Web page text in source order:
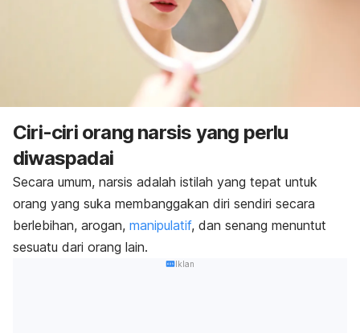
Ciri-ciri orang narsis yang perlu
diwaspadai
Secara umum, narsis adalah istilah yang tepat untuk
orang yang suka membanggakan diri sendiri secara
berlebihan, arogan, manipulatif, dan senang menuntut
sesuatu dari orang lain.
Iklan